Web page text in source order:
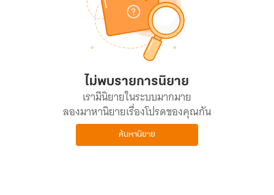
ไม่พบรายการนิยาย
เรามีนิยายในระบบมากมาย
ลองมาหานิยายเรื่องโปรดของคุณกัน
ค้นหานิยาย